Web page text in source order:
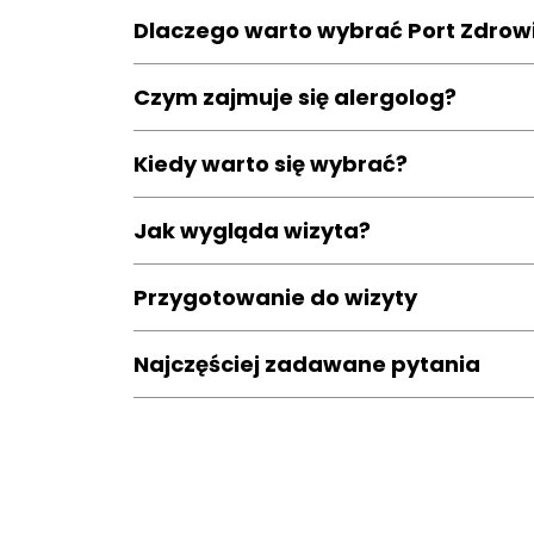
Dlaczego warto wybrać Port
Czym zajmuje się alergolog?
Kiedy warto się wybrać?
Jak wygląda wizyta?
Przygotowanie do wizyty
Najczęściej zadawane pytania